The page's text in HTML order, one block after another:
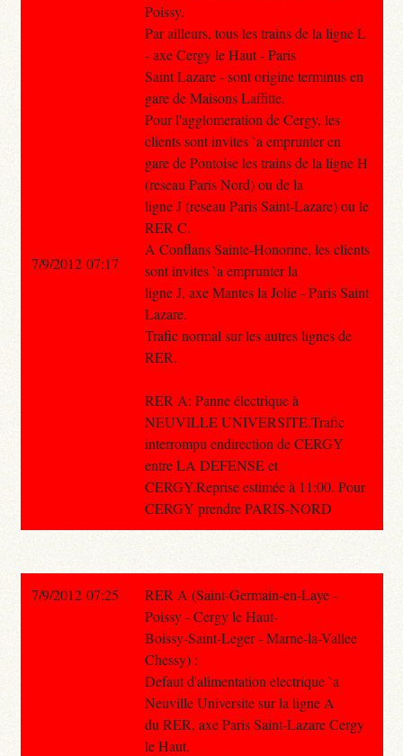
Poissy.
Par ailleurs, tous les trains de la ligne L
- axe Cergy le Haut - Paris
Saint Lazare - sont origine terminus en
gare de Maisons Laffitte.
Pour l'agglomeration de Cergy, les
clients sont invites `a emprunter en
gare de Pontoise les trains de la ligne H
(reseau Paris Nord) ou de la
ligne J (reseau Paris Saint-Lazare) ou le
RER C.
A Conflans Sainte-Honorine, les clients
sont invites `a emprunter la
ligne J, axe Mantes la Jolie - Paris Saint
Lazare.
Trafic normal sur les autres lignes de
RER.
RER A: Panne électrique à
NEUVILLE UNIVERSITE.Trafic
interrompu endirection de CERGY
entre LA DEFENSE et
CERGY.Reprise estimée à 11:00. Pour
CERGY prendre PARIS-NORD
7/9/2012 07:17
7/9/2012 07:25
RER A (Saint-Germain-en-Laye -
Poissy - Cergy le Haut-
Boissy-Saint-Leger - Marne-la-Vallee
Chessy) :
Defaut d'alimentation electrique `a
Neuville Universite sur la ligne A
du RER, axe Paris Saint-Lazare Cergy
le Haut.